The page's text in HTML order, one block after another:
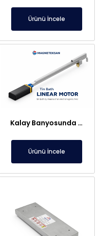
Ürünü İncele
Kalay Banyosunda Lineer Elektromıknatıs: Sıcaklık Homojenliği ve Oksit Temizleme
Ürünü İncele